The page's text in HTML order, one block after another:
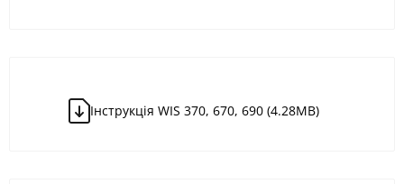
Інструкція WIS 370, 670, 690 (4.28MB)